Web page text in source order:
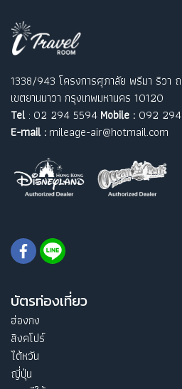
1338/943 โครงการศุภาลัย พรีมา ริวา
เขตยานนาวา กรุงเทพมหานคร 10120
Tel: 02 294 5594 Mobile : 092
E-mail : mileage-air@hotmail.com
บัตรท่องเที่ยว
ฮ่องกง
สิงคโปร์
ไต้หวัน
ญี่ปุ่น